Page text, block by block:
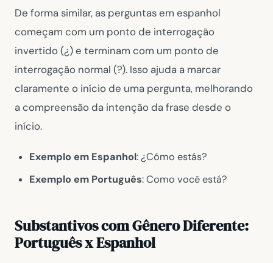
De forma similar, as perguntas em espanhol
começam com um ponto de interrogação
invertido (¿) e terminam com um ponto de
interrogação normal (?). Isso ajuda a marcar
claramente o início de uma pergunta, melhorando
a compreensão da intenção da frase desde o
início.
Exemplo em Espanhol: ¿Cómo estás?
Exemplo em Português: Como você está?
Substantivos com Gênero Diferente:
Português x Espanhol